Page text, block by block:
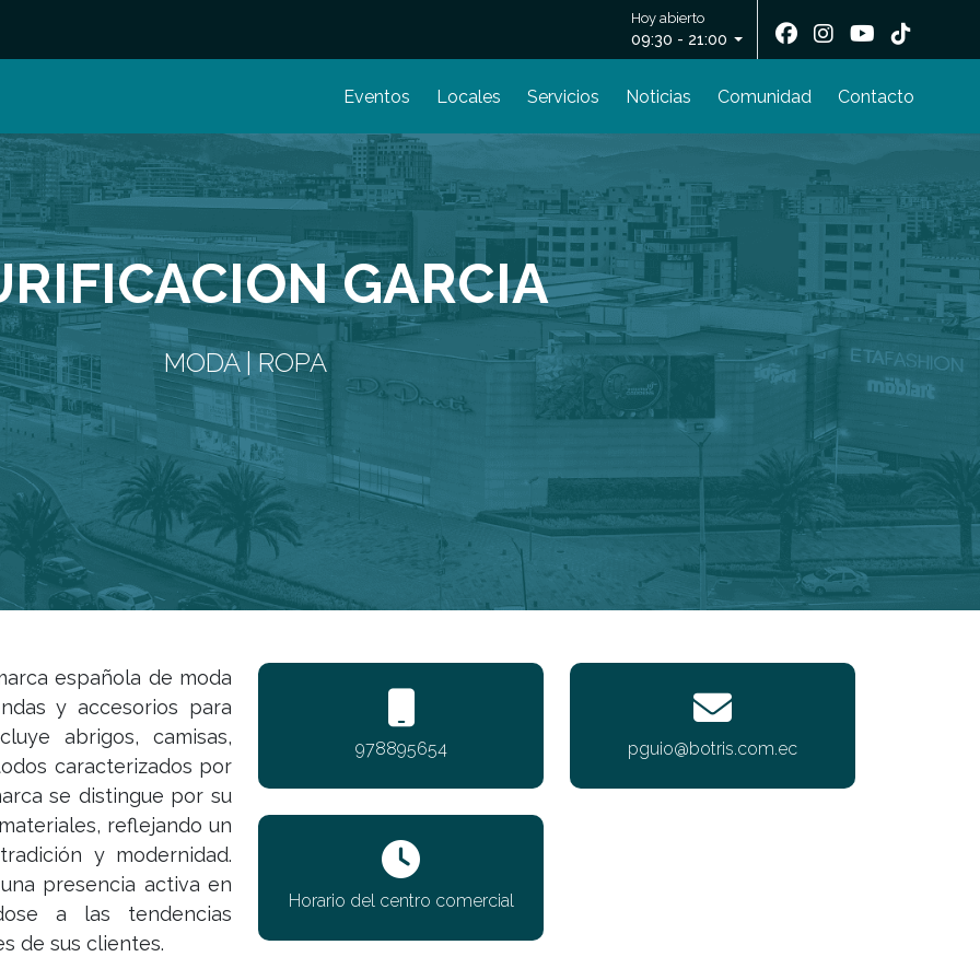
Hoy abierto
09:30 - 21:00
Eventos Locales Servicios Noticias Comunidad Contacto
GARCIA
MODA | ROPA
española de moda
y accesorios para
abrigos, camisas,
caracterizados por
se distingue por su
reflejando un
y modernidad.
presencia activa en
a las tendencias
de sus clientes.
978895654 pguio@botris.com.ec
Horario del centro comercial